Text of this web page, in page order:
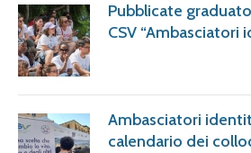
Pubblicate
CSV “Ambasciatori
Ambasciatori
calendario dei